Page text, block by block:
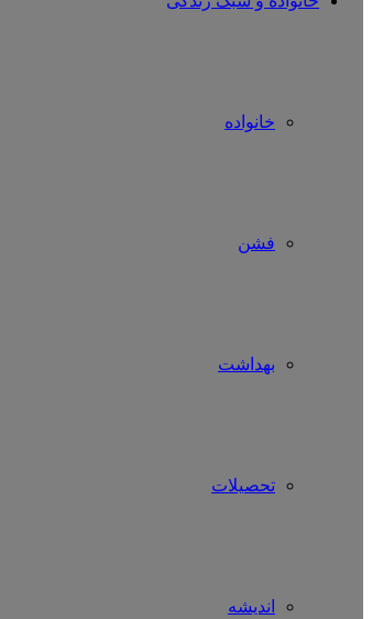
خانواده
فشن
بهداشت
تحصیلات
اندیشه